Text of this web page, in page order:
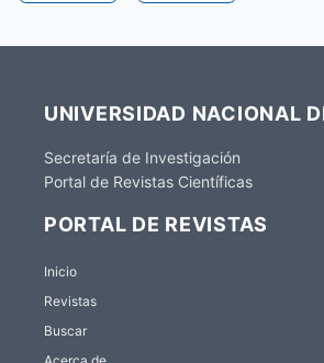
UNIVERSIDAD NACIONAL
Secretaría de Investigación
Portal de Revistas Científicas
PORTAL DE REVISTAS
Inicio
Revistas
Buscar